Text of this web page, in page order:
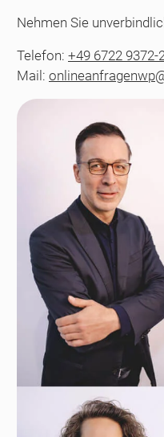
Nehmen Sie
Telefon: +49 6722 9372-
Mail: